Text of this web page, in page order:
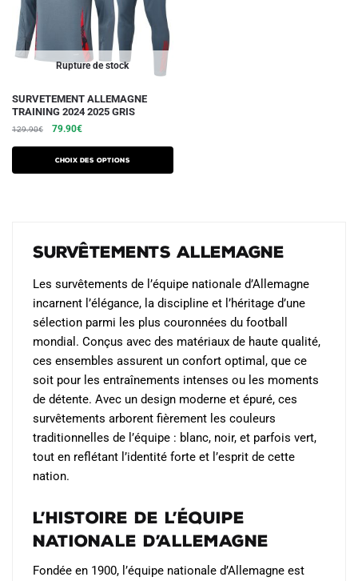
sur
la
page
Rupture de stock
SURVETEMENT ALLEMAGNE
TRAINING 2024 2025 GRIS
129.90€
Le
initial
était :
79.90€Le
actuel
est :
Choix des options
Ce
produit
a
plusieurs
variations.
page
produit
Survêtements Allemagne
Les survêtements de l’équipe nationale d’Allemagne
incarnent l’élégance, la discipline et l’héritage d’une
sélection parmi les plus couronnées du football
mondial. Conçus avec des matériaux de haute qualité,
ces ensembles assurent un confort optimal, que ce
soit pour les entraînements intenses ou les moments
de détente. Avec un design moderne et épuré, ces
survêtements arborent fièrement les couleurs
traditionnelles de l’équipe : blanc, noir, et parfois vert,
tout en reflétant l’identité forte et l’esprit de cette
nation.
L’Histoire de l’Équipe
Nationale d’Allemagne
Fondée en 1900, l’équipe nationale d’Allemagne est